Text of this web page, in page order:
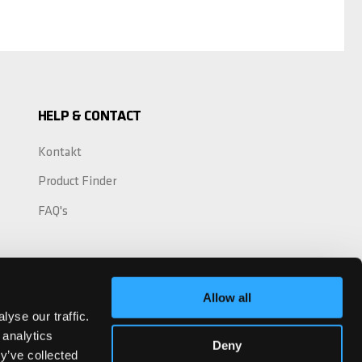
our traffic.
collected
Allow all
Deny
HELP & CONTACT
Kontakt
Product Finder
FAQ's